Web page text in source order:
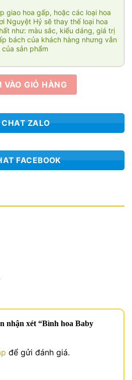
giao hoa gấp, hoặc các loại hoa
Nguyệt Hỷ sẽ thay thế loại hoa
như: màu sắc, kiểu dáng, giá trị
bách của khách hàng nhưng vẫn
sản phẩm
VÀO GIỎ HÀNG
CHAT ZALO
FACEBOOK
nhận xét “Bình hoa Baby
để gửi đánh giá.